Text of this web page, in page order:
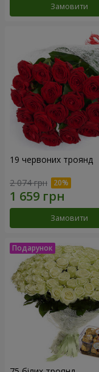
Замовити
19 червоних троянд
2 074 грн
Замовити